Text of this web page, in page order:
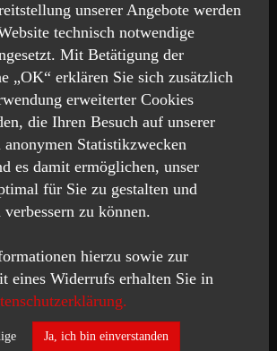
unserer Angebote werden
technisch notwendige
Mit Betätigung der
„OK“ erklären Sie sich zusätzlich
erweiterter Cookies
die Ihren Besuch auf unserer
anonymen Statistikzwecken
es damit ermöglichen, unser
für Sie zu gestalten und
zu können.
hierzu sowie zur
eines Widerrufs erhalten Sie in
Ja, ich bin einverstanden